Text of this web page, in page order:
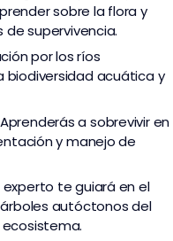
sobre la flora y
supervivencia.
por los ríos
biodiversidad acuática y
Aprenderás a sobrevivir en
y manejo de
te guiará en el
autóctonos del